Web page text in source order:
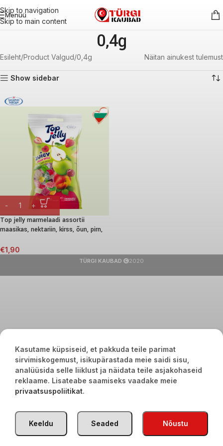
Skip to navigation
Skip to main content
Menüü
0,4g
Esileht Product Valgud 0,4g Näitan ainukest tulemust
Show sidebar
Top jelly marmelaadi assortii
maasikas, nektariin, kirss, õun, pirn,
€1,90
TÜRGI KAUBAD 2020
Kasutame küpsiseid, et pakkuda teile parimat
sirvimiskogemust, isikupärastada meie saidi sisu,
analüüsida selle liiklust ja näidata teile asjakohaseid
reklaame. Lisateabe saamiseks vaadake meie
privaatsuspoliitikat.
Nõustu
Seaded
Keeldu